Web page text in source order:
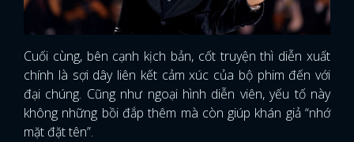
Cuối cùng, bên cạnh kịch bản, cốt truyện thì diễn xuất
chính là sợi dây liên kết cảm xúc của bộ phim đến với
đại chúng. Cũng như ngoại hình diễn viên, yếu tố này
không những bồi đắp thêm mà còn giúp khán giả “nhớ
mặt đặt tên”.